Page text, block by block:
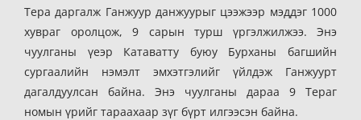
Тера даргалж Ганжуур данжуурыг цээжээр мэддэг 1000
хувраг оролцож, 9 сарын турш үргэлжилжээ. Энэ
чуулганы үеэр Катаватту буюу Бурханы багшийн
сургаалийн нэмэлт эмхэтгэлийг үйлдэж Ганжуурт
дагалдуулсан байна. Энэ чуулганы дараа 9 Тераг
номын үрийг тараахаар зүг бүрт илгээсэн байна.